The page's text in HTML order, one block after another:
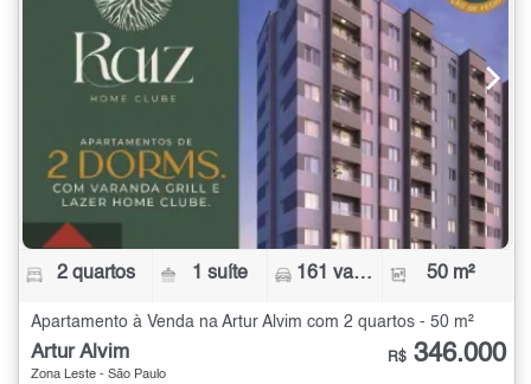
2 quartos 1 suíte 161 vagas 50 m²
Apartamento à Venda na Artur Alvim com 2 quartos - 50 m²
Artur Alvim
Zona Leste - São Paulo
R$ 346.000